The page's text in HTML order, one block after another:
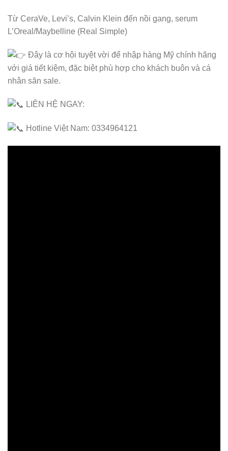
Từ CeraVe, Levi’s, Calvin Klein đến nồi gang, serum
L’Oreal/Maybelline (Real Simple)
Đây là cơ hội tuyệt vời để nhập hàng Mỹ chính hãng
với giá tiết kiệm, đặc biệt phù hợp cho khách buôn và cá
nhân săn sale.
LIÊN HỆ NGAY:
Hotline Việt Nam: 0334964121